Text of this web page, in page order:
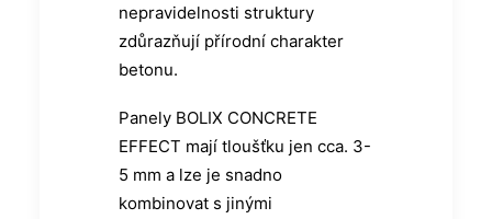
nepravidelnosti struktury
zdůrazňují přírodní charakter
betonu.
Panely BOLIX CONCRETE
EFFECT mají tloušťku jen cca. 3-
5 mm a lze je snadno
kombinovat s jinými